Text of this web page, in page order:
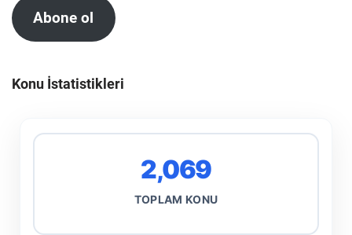
Abone ol
Konu İstatistikleri
2,069
TOPLAM KONU